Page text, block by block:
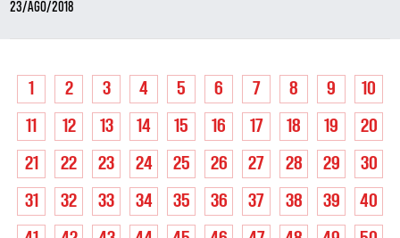
23/AGO/2018
1 2 3 4 5 6 7 8 9
10
11
12 13 14 15 16 17 18 19
20
21
22 23 24 25 26 27 28 29
30
31
32 33 34 35 36 37 38 39
40